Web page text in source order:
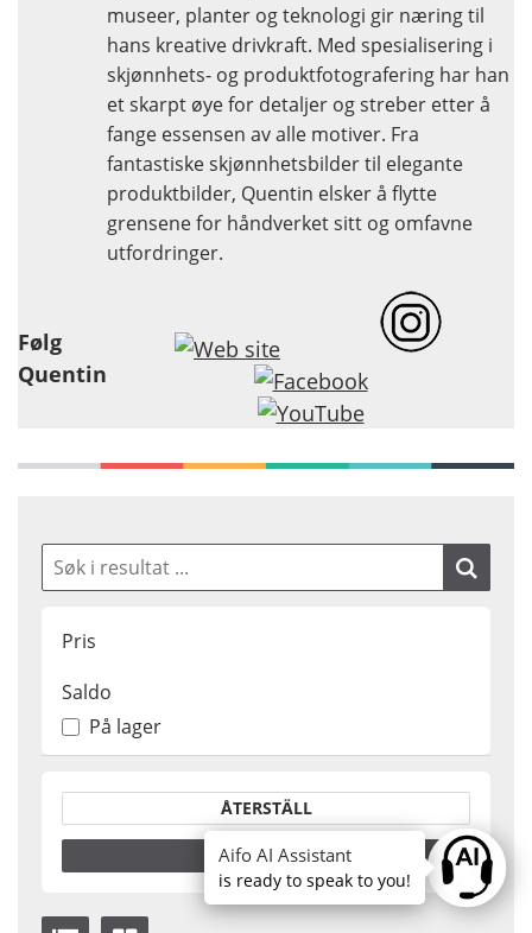
museer, planter og teknologi gir næring til
hans kreative drivkraft. Med spesialisering i
skjønnhets- og produktfotografering har han
et skarpt øye for detaljer og streber etter å
fange essensen av alle motiver. Fra
fantastiske skjønnhetsbilder til elegante
produktbilder, Quentin elsker å flytte
grensene for håndverket sitt og omfavne
utfordringer.
Følg
Quentin
Pris
Saldo
På lager
Ask
Aifo AI Assistant
is ready to speak to you!